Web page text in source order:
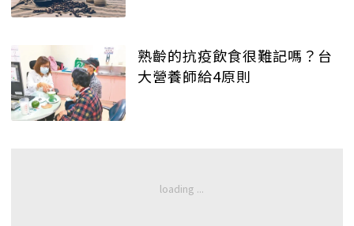
熟齡的抗疫飲食很難記嗎？台
大營養師給4原則